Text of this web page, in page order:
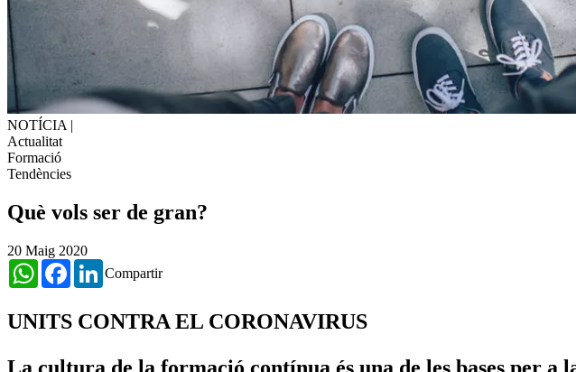
NOTÍCIA |
Actualitat
Formació
Tendències
Què vols ser de gran?
20 Maig 2020
Compartir
WhatsAppFacebookLinkedIn
UNITS CONTRA EL CORONAVIRUS